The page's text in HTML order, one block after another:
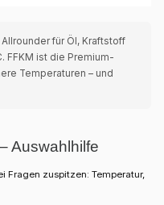
für Öl, Kraftstoff
FFKM ist die Premium-
Temperaturen – und
Auswahlhilfe
Fragen zuspitzen: Temperatur,